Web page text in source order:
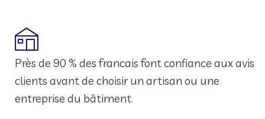
Près de 90 % des francais font confiance aux avis
clients avant de choisir un artisan ou une
entreprise du bâtiment.